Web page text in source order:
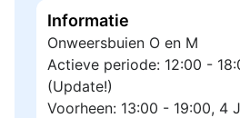
Informatie
Onweersbuien O en M
Actieve periode: 12:00 -
(Update!)
Voorheen: 13:00 - 19:00, 4